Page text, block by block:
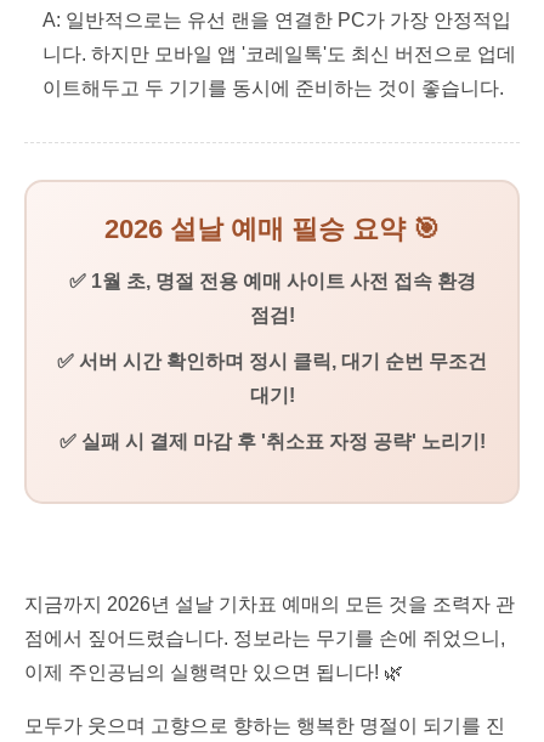
A: 일반적으로는 유선 랜을 연결한 PC가 가장 안정적입
니다. 하지만 모바일 앱 '코레일톡'도 최신 버전으로 업데
이트해두고 두 기기를 동시에 준비하는 것이 좋습니다.
2026 설날 예매 필승 요약 🎯
✅ 1월 초, 명절 전용 예매 사이트 사전 접속 환경
점검!
✅ 서버 시간 확인하며 정시 클릭, 대기 순번 무조건
대기!
✅ 실패 시 결제 마감 후 '취소표 자정 공략' 노리기!
지금까지 2026년 설날 기차표 예매의 모든 것을 조력자 관
점에서 짚어드렸습니다. 정보라는 무기를 손에 쥐었으니,
이제 주인공님의 실행력만 있으면 됩니다! 🌿
모두가 웃으며 고향으로 향하는 행복한 명절이 되기를 진